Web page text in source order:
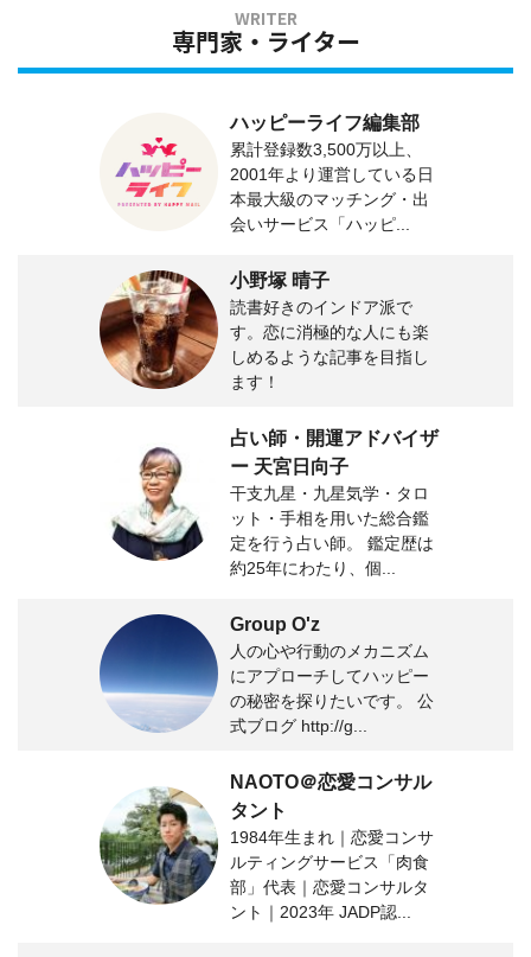
専門家・ライター
ハッピーライフ編集部
累計登録数3,500万以上、
2001年より運営している日
本最大級のマッチング・出
会いサービス「ハッピ...
小野塚 晴子
読書好きのインドア派で
す。恋に消極的な人にも楽
しめるような記事を目指し
ます！
占い師・開運アドバイザ
ー 天宮日向子
干支九星・九星気学・タロ
ット・手相を用いた総合鑑
定を行う占い師。 鑑定歴は
約25年にわたり、個...
Group O'z
人の心や行動のメカニズム
にアプローチしてハッピー
の秘密を探りたいです。 公
式ブログ http://g...
NAOTO＠恋愛コンサル
タント
1984年生まれ｜恋愛コンサ
ルティングサービス「肉食
部」代表｜恋愛コンサルタ
ント｜2023年 JADP認...